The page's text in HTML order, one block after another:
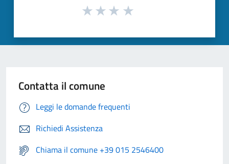
Contatta il comune
Leggi le domande frequenti
Richiedi Assistenza
Chiama il comune +39 015 2546400